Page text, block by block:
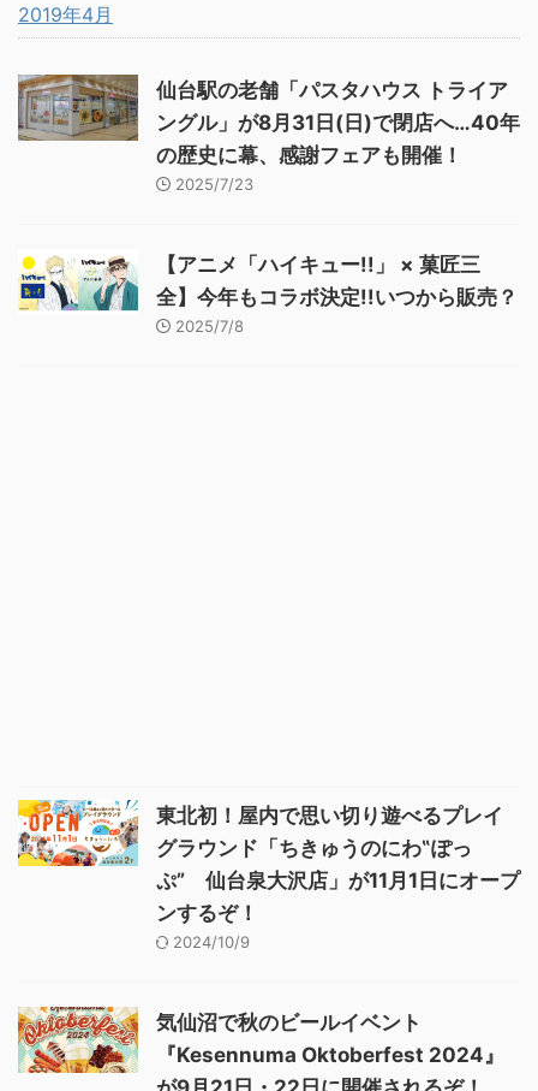
2019年4月
仙台駅の老舗「パスタハウス トライア
ングル」が8月31日(日)で閉店へ…40年
の歴史に幕、感謝フェアも開催！
2025/7/23
【アニメ「ハイキュー!!」 × 菓匠三
全】今年もコラボ決定!!いつから販売？
2025/7/8
東北初！屋内で思い切り遊べるプレイ
グラウンド「ちきゅうのにわ‟ぽっ
ぷ” 仙台泉大沢店」が11月1日にオープ
ンするぞ！
2024/10/9
気仙沼で秋のビールイベント
『Kesennuma Oktoberfest 2024』